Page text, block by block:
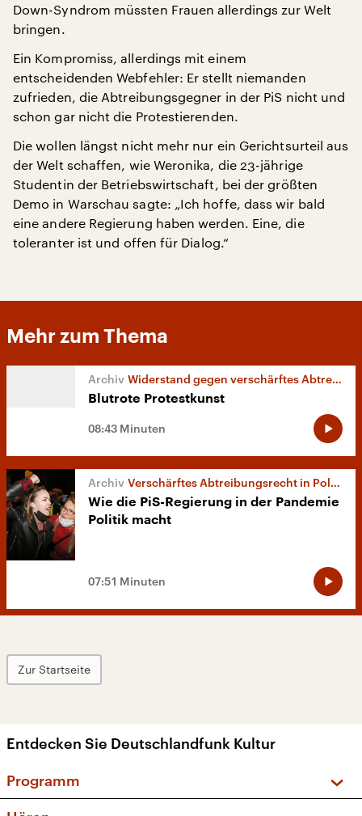
Down-Syndrom müssten Frauen allerdings zur Welt
bringen.
Ein Kompromiss, allerdings mit einem
entscheidenden Webfehler: Er stellt niemanden
zufrieden, die Abtreibungsgegner in der PiS nicht und
schon gar nicht die Protestierenden.
Die wollen längst nicht mehr nur ein Gerichtsurteil aus
der Welt schaffen, wie Weronika, die 23-jährige
Studentin der Betriebswirtschaft, bei der größten
Demo in Warschau sagte: „Ich hoffe, dass wir bald
eine andere Regierung haben werden. Eine, die
toleranter ist und offen für Dialog.“
Mehr zum Thema
Widerstand gegen verschärftes Abtreibungsrecht in Polen
Blutrote Protestkunst
08:43 Minuten
Verschärftes Abtreibungsrecht in Polen
Wie die PiS-Regierung in der Pandemie
Politik macht
07:51 Minuten
Zur Startseite
Entdecken Sie Deutschlandfunk Kultur
Programm